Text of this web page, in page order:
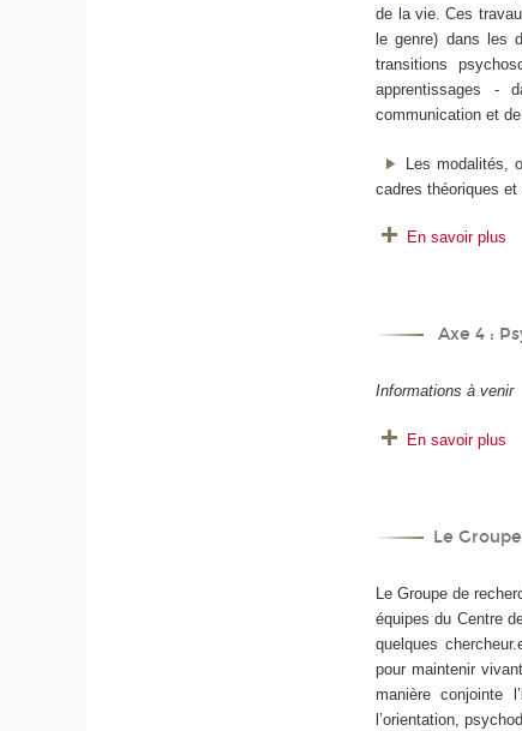
de la vie. Ces
le genre) dans les
transitions
apprentissages -
communication et
Les modalités,
cadres théoriques
En savoir plus
Axe 4 :
Informations à venir
En savoir plus
Le
Le Groupe de
équipes du Centre
quelques
pour maintenir
manière conjointe
l’orientation,